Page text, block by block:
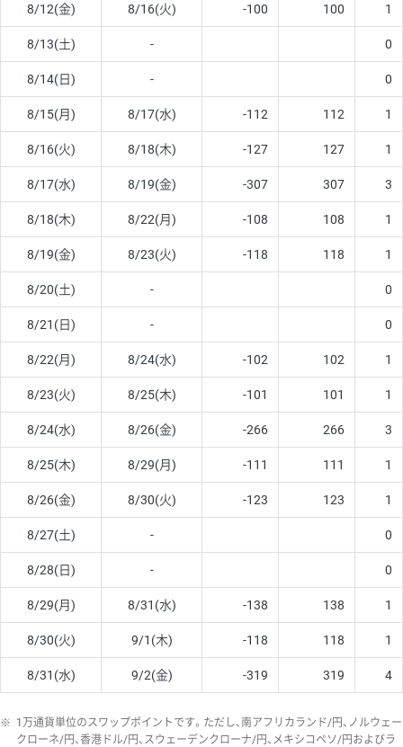
8/12(金) 8/16(火) -100 100 1
8/13(土) - 0
8/14(日) - 0
8/15(月) 8/17(水) -112 112 1
8/16(火) 8/18(木) -127 127 1
8/17(水) 8/19(金) -307 307 3
8/18(木) 8/22(月) -108 108 1
8/19(金) 8/23(火) -118 118 1
8/20(土) - 0
8/21(日) - 0
8/22(月) 8/24(水) -102 102 1
8/23(火) 8/25(木) -101 101 1
8/24(水) 8/26(金) -266 266 3
8/25(木) 8/29(月) -111 111 1
8/26(金) 8/30(火) -123 123 1
8/27(土) - 0
8/28(日) - 0
8/29(月) 8/31(水) -138 138 1
8/30(火) 9/1(木) -118 118 1
8/31(水) 9/2(金) -319 319 4
※ 1万通貨単位のスワップポイントです。ただし、南アフリカランド/円、ノルウェー
クローネ/円、香港ドル/円、スウェーデンクローナ/円、メキシコペソ/円およびラ